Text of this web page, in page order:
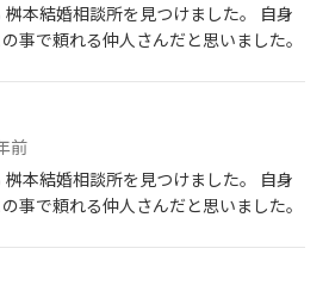
本結婚相談所を見つけました。 自身
事で頼れる仲人さんだと思いました。
前
本結婚相談所を見つけました。 自身
事で頼れる仲人さんだと思いました。